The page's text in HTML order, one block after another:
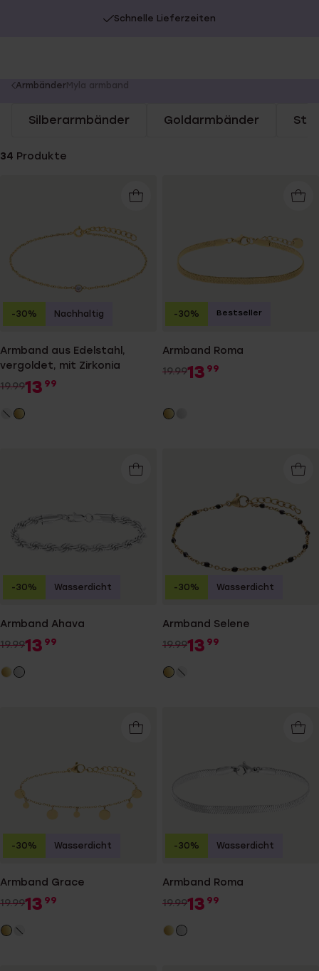
Schnelle Lieferzeiten
You
here:
Armbänder​Myla armband
Silberarmbänder Goldarmbänder
34 Produkte
Armband aus Edelstahl,
vergoldet, mit Zirkonia
19.9913 99
-30% Nachhaltig
Armband Roma
19.9913 99
-30% Bestseller
Armband Ahava
19.9913 99
-30% Wasserdicht
Armband Selene
19.9913 99
-30% Wasserdicht
Armband Grace
19.9913 99
-30% Wasserdicht
Armband Roma
19.9913 99
-30% Wasserdicht